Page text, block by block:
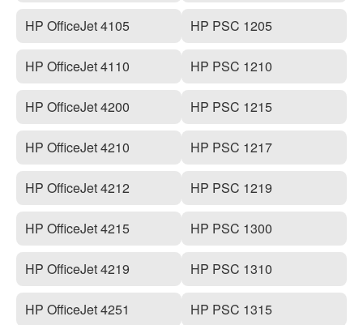
HP OfficeJet 4105
HP OfficeJet 4110
HP OfficeJet 4200
HP OfficeJet 4210
HP OfficeJet 4212
HP OfficeJet 4215
HP OfficeJet 4219
HP OfficeJet 4251
HP PSC 1205
HP PSC 1210
HP PSC 1215
HP PSC 1217
HP PSC 1219
HP PSC 1300
HP PSC 1310
HP PSC 1315